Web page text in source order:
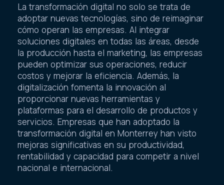
La transformación digital no solo se trata de
adoptar nuevas tecnologías, sino de reimaginar
cómo operan las empresas. Al integrar
soluciones digitales en todas las áreas, desde
la producción hasta el marketing, las empresas
pueden optimizar sus operaciones, reducir
costos y mejorar la eficiencia. Además, la
digitalización fomenta la innovación al
proporcionar nuevas herramientas y
plataformas para el desarrollo de productos y
servicios. Empresas que han adoptado la
transformación digital en Monterrey han visto
mejoras significativas en su productividad,
rentabilidad y capacidad para competir a nivel
nacional e internacional.